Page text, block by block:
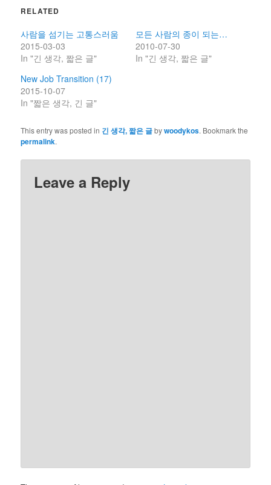
RELATED
사람을 섬기는 고통스러움
2015-03-03
In "긴 생각, 짧은 글"
모든 사람의 종이 되는…
2010-07-30
In "긴 생각, 짧은 글"
New Job Transition (17)
2015-10-07
In "짧은 생각, 긴 글"
This entry was posted in 긴 생각, 짧은 글bywoodykos. Bookmark the
permalink.
Leave a Reply